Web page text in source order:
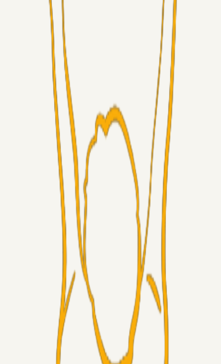
Superliga-truppen
GulBlaaPuls05. aug. 2026
Kommer Jobbe hjem?
Masterclass
05. aug. 2026
Brøndby-TV og u-19
Alt det andet
04. aug. 2026
5. Forudsigelser op til Horsens kampen.
RasmusStephansen
04. aug. 2026
Nørgaards Lever Hug, Skaktræk Mod En Utålmodig
RasmusStephansen 04. aug. 2026
Har GFH løsnet grebet...?
Superliga-truppen
04. aug. 2026
Medie: Tahirovic til Celtic for samlet 6 mio Euro
03. aug. 2026
Kunne Sami Jalal være den næste offensive brik? 🤔💛💙
Superliga-truppen
03. aug. 2026
Superliga-truppen
RasmusStephansen
03. aug. 2026
Olti Hyseni, Bliver Brøndbys Største Salg
Nogensinde…..!!!